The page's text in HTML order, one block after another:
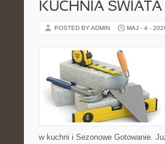
KUCHNIA
POSTED BY ADMIN MAJ - 4 -
w kuchni i Sezonowe Gotowanie.